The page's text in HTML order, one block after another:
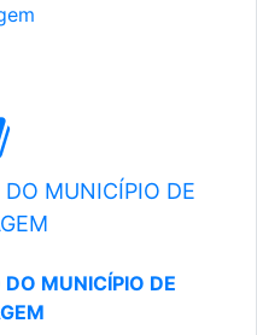
MUNICÍPIO DE
MUNICÍPIO DE